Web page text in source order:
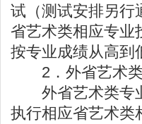
试（测试安排另行
省艺术类相应专业
按专业成绩从高到
2．外省艺术类
外省艺术类专业
执行相应省艺术类